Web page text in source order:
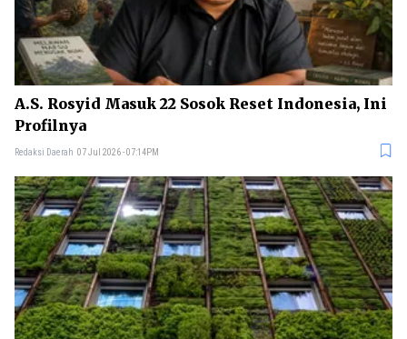
A.S. Rosyid Masuk 22 Sosok Reset Indonesia, Ini
Profilnya
Redaksi Daerah 07 Jul 2026 - 07:14PM